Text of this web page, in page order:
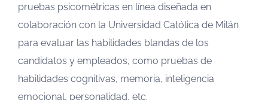
pruebas psicométricas en línea diseñada en
colaboración con la Universidad Católica de Milán
para evaluar las habilidades blandas de los
candidatos y empleados, como pruebas de
habilidades cognitivas, memoria, inteligencia
emocional, personalidad, etc.